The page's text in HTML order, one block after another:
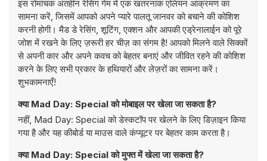
इस रोमांचक अंतहीन रेसिंग गेम में एक खतरनाक एलियन आक्रमण का
सामना करें, जिसमें आपको अपने प्यारे पालतू जानवर को बचाने की कोशिश
करनी होगी। मैड डे रेसिंग, शूटिंग, एक्शन और आपकी एड्रेनालाईन को पूरे
जोश में रखने के लिए ज़रूरी हर चीज़ का संगम है! आपको मिलने वाले सिक्कों
से अपनी कार और अपने कवच को बेहतर बनाएं और जीवित रहने की कोशिश
करने के लिए सभी प्रकार के हथियारों और लेज़रों का सामना करें।
शुभकामनाएँ!
क्या Mad Day: Special को मोबाइल पर खेला जा सकता है?
नहीं, Mad Day: Special को डेस्कटॉप पर खेलने के लिए डिज़ाइन किया
गया है और यह कीबोर्ड या माउस वाले कंप्यूटर पर बेहतर काम करता है।
क्या Mad Day: Special को मुफ्त में खेला जा सकता है?